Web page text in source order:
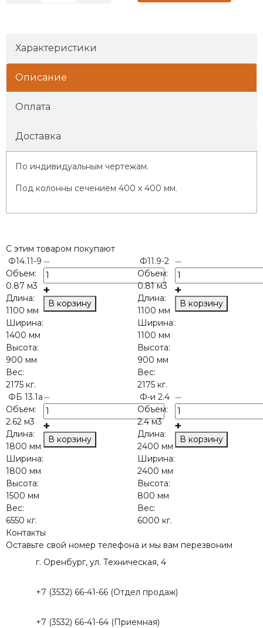
Характеристики
Описание
Оплата
Доставка
По индивидуальным чертежам.
Под колонны сечением 400 х 400 мм.
С этим товаром покупают
Ф14.11-9
Объем:
0.87 м3
Длина:
1100 мм
Ширина:
1400 мм
Высота:
900 мм
Вес:
2175 кг.
В корзину
Ф11.9-2
Объем:
0.81 м3
Длина:
1100 мм
Ширина:
1100 мм
Высота:
900 мм
Вес:
2175 кг.
В корзину
ФБ 13.1а
Объем:
2.62 м3
Длина:
1800 мм
Ширина:
1800 мм
Высота:
1500 мм
Вес:
6550 кг.
В корзину
Ф-и 2.4
Объем:
2.4 м3
Длина:
2400 мм
Ширина:
2400 мм
Высота:
800 мм
Вес:
6000 кг.
В корзину
Контакты
Оставьте свой номер телефона и мы вам перезвоним
г. Оренбург, ул. Техническая, 4
+7 (3532) 66-41-66 (Отдел продаж)
+7 (3532) 66-41-64 (Приемная)